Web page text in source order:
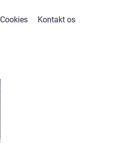
Cookies Kontakt os